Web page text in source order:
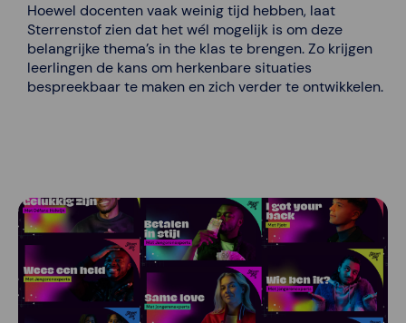
Hoewel docenten vaak weinig tijd hebben, laat
Sterrenstof zien dat het wél mogelijk is om deze
belangrijke thema’s in the klas te brengen. Zo krijgen
leerlingen de kans om herkenbare situaties
bespreekbaar te maken en zich verder te ontwikkelen.